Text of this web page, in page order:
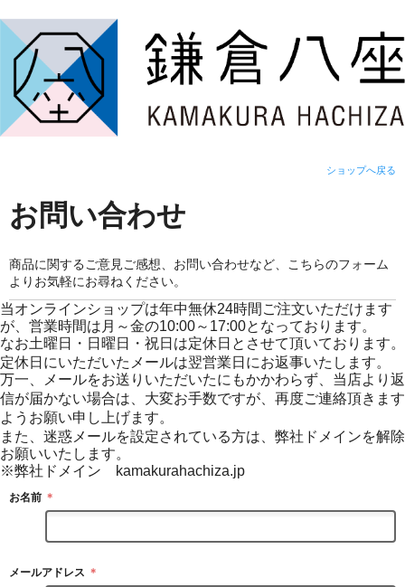
ショップへ戻る
お問い合わせ
商品に関するご意見ご感想、お問い合わせなど、こちらのフォーム
よりお気軽にお尋ねください。
当オンラインショップは年中無休24時間ご注文いただけます
が、営業時間は月～金の10:00～17:00となっております。
なお土曜日・日曜日・祝日は定休日とさせて頂いております。
定休日にいただいたメールは翌営業日にお返事いたします。
万一、メールをお送りいただいたにもかかわらず、当店より返
信が届かない場合は、大変お手数ですが、再度ご連絡頂きます
ようお願い申し上げます。
また、迷惑メールを設定されている方は、弊社ドメインを解除
お願いいたします。
※弊社ドメイン kamakurahachiza.jp
お名前 ＊
メールアドレス ＊